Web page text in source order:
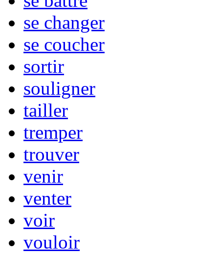
se changer
se coucher
sortir
souligner
tailler
tremper
trouver
venir
venter
voir
vouloir